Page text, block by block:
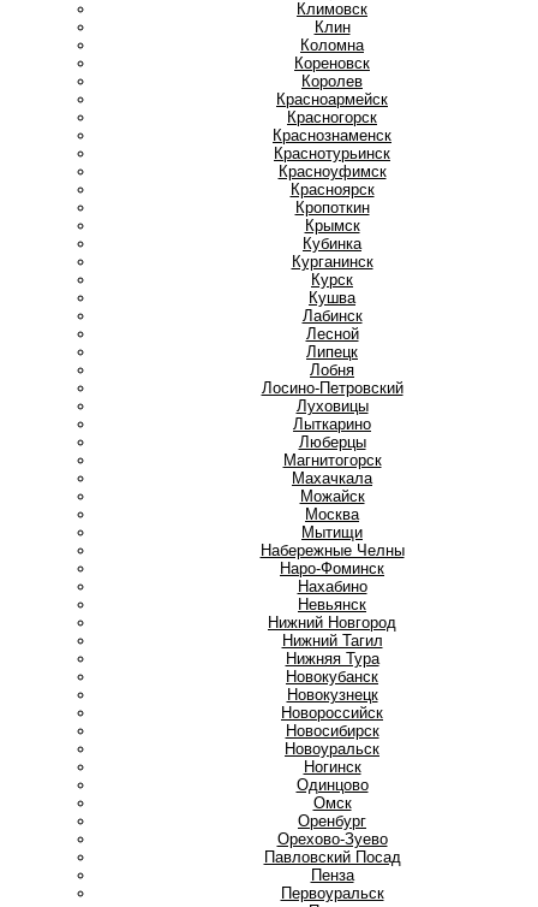
Климовск
Клин
Коломна
Кореновск
Королев
Красноармейск
Красногорск
Краснознаменск
Краснотурьинск
Красноуфимск
Красноярск
Кропоткин
Крымск
Кубинка
Курганинск
Курск
Кушва
Лабинск
Лесной
Липецк
Лобня
Лосино-Петровский
Луховицы
Лыткарино
Люберцы
Магнитогорск
Махачкала
Можайск
Москва
Мытищи
Набережные Челны
Наро-Фоминск
Нахабино
Невьянск
Нижний Новгород
Нижний Тагил
Нижняя Тура
Новокубанск
Новокузнецк
Новороссийск
Новосибирск
Новоуральск
Ногинск
Одинцово
Омск
Оренбург
Орехово-Зуево
Павловский Посад
Пенза
Первоуральск